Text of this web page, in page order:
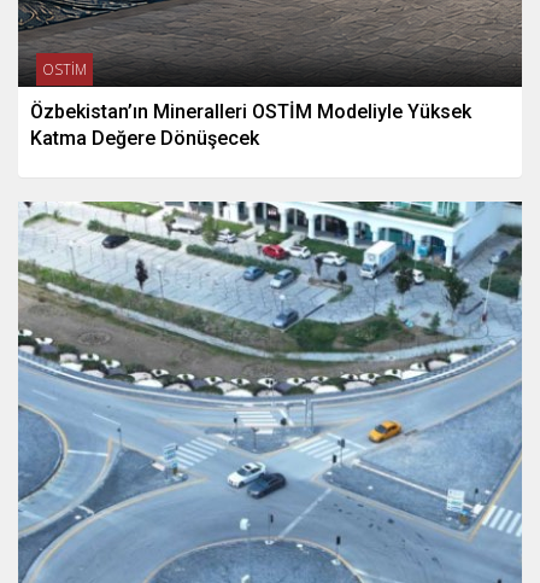
OSTİM
Özbekistan’ın Mineralleri OSTİM Modeliyle Yüksek
Katma Değere Dönüşecek